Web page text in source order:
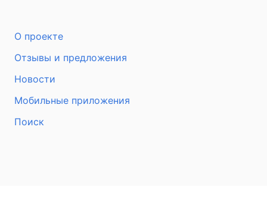
О проекте
Отзывы и предложения
Новости
Мобильные приложения
Поиск